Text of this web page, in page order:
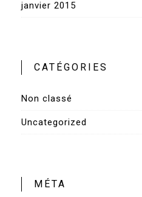
janvier 2015
CATÉGORIES
Non classé
Uncategorized
MÉTA